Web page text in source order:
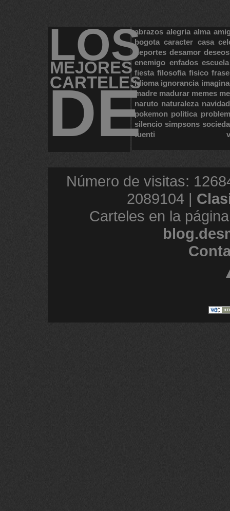
LOS
MEJORES
CARTELES
DE
abrazos alegria alma
bogota caracter casa
deportes desamor deseos
enemigo enfados escuela
fiesta filosofia fisico
idioma ignorancia
madre madurar memes
naruto naturaleza navidad
pokemon politica
silencio simpsons
tuenti
Número de visitas:
2089104 |
Carteles en la